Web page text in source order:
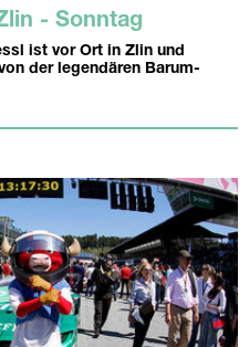
- Sonntag
ist vor Ort in Zlin und
der legendären Barum-